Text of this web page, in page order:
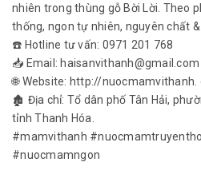
nhiên trong thùng gỗ Bời Lời. Theo
thống, ngon tự nhiên, nguyên chất
☎️ Hotline tư vấn: 0971 201 768
📥 Email: haisanvithanh@gmail.com
🌐 Website: http://nuocmamvithanh.
🏚 Địa chỉ: Tổ dân phố Tân Hải,
tỉnh Thanh Hóa.
#mamvithanh
#nuocmamngon